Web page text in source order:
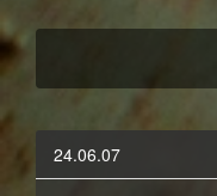
Coleslaw
24.06.07